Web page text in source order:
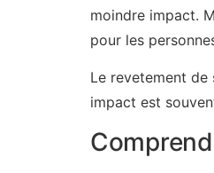
moindre impact.
pour les
Le revetement
impact est